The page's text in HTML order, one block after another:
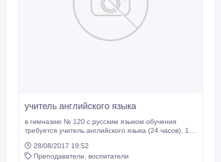
учитель английского языка
в гимназию № 120 с русским языком обучения
требуется учитель английского языка (24 часов), 1,
угол Наурызбай батыра телефон +7 (727) 272-24-
12, +7 (727) 272-20-38.
28/08/2017 19:52
Преподаватели, воспитатели